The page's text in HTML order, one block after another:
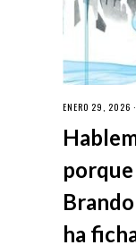
ENERO 29, 2026 ·
ha